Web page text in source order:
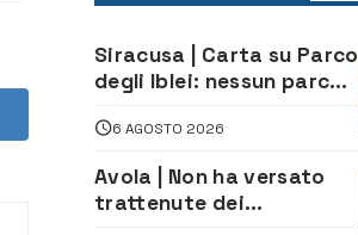
Siracusa | Carta su Parco
degli Iblei: nessun parco
comunità e il territorio
6 AGOSTO 2026
Avola | Non ha versato
trattenute dei